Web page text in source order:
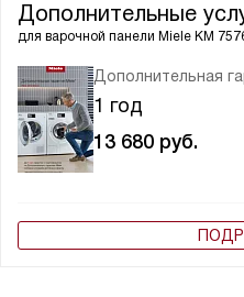
Дополнительные
для варочной панели Miele KM
Дополнительная
1 год
13 680 руб.